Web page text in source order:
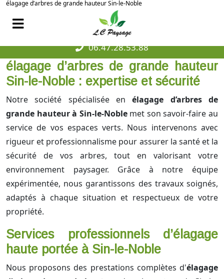
élagage d’arbres de grande hauteur Sin-le-Noble
06.47.28.53.88
élagage d’arbres de grande hauteur
Sin-le-Noble : expertise et sécurité
Notre société spécialisée enélagage d’arbres de
grande hauteur à Sin-le-Noblemet son savoir-faire au
service de vos espaces verts. Nous intervenons avec
rigueur et professionnalisme pour assurer la santé et la
sécurité de vos arbres, tout en valorisant votre
environnement paysager. Grâce à notre équipe
expérimentée, nous garantissons des travaux soignés,
adaptés à chaque situation et respectueux de votre
propriété.
Services professionnels d’élagage
haute portée à Sin-le-Noble
Nous proposons des prestations complètes d'élagage